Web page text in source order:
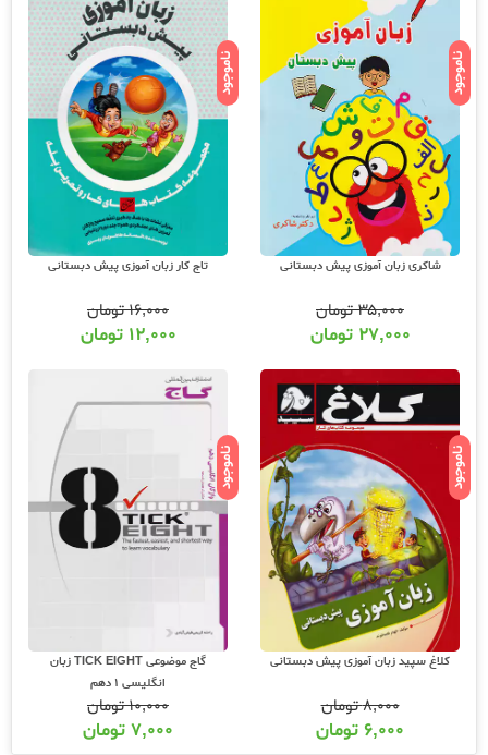
سفارشات شهرستان ها پست پیشتاز شده و حداکثر سه روز کاری به دست شما خواهد
رسید. دقت کنید کلیه کالاهای ارسالی از عشق کتاب برای شما عزیزان شامل ضمانت اصالت و
سلامت فیزیکی است، پس چنانچه پس از دریافت بسته سفارش متوجه نقص چاپ یا
مغایرت بسته ارسالی با سفارش خود شدید نگران نباشید. با پشتیبانی عشق کتاب تماس
بگیرید تا در اسرع وقت نسبت به رفع مشکل شما رسیدگی خواهد شد.
ناشران کمک آموزشی سراسر کشور با تخفیف دائمی و ارسال رایگان در عشق کتاب قابل
خریداری است. علاوه بر این سایر کتابهای کمک آموزشی از کلیه ناشران فعال در کشور مانند
گاج، قلم چی ، مبتکران، خیلی سبز، راه اندیشه، نشر دریافتو ... در عشق کتاب موجود و با
قیمت مناسب و تخفیف ویژه قابل خریداری است. بانک کتاب آنلاین عشق کتاب جامع ترین و
توزیع و فروش کتابهای کمک آموزشی و کودک و نوجوان در سراسر کشور آماده ارسال سفارشات
شما میباشد.
شما میتوانید هر زمان از سال کتابهای مورد نظر خود را با تخفیف ویژه ، قیمت مناسب و
وب سایت فروش اینترنتی کتابهای کمک آموزشی و نماینده مستقیم ناشران معتبر کمک
آموزشی با بیش از 11000 عنوان کتاب و سابقه 15 ساله در امر توزیع کتاب، علاوه بر ارسال
سفارشات شما روی هر خرید یک هدیه رایگان به شما تقدیم مینماید و شما میتوانید کتابهای
کمک آموزشی تمامی مقاطع تحصیلی تا کنکور را آنلاین سفارش داده و درب منزل دریافت
نمایید. برای اطلاع از شرایط ویژه تخفیف و جشنواره های عشق کتاب اینستاگرام عشق کتاب را
ناموجود
شاکری زبان آموزی پیش دبستانی
۳۵,۰۰۰تومان
۲۷,۰۰۰ تومان
ناموجود
تاج کار زبان آموزی پیش دبستانی
۱۶,۰۰۰تومان
۱۲,۰۰۰ تومان
ناموجود
کلاغ سپید زبان آموزی پیش دبستانی
۸,۰۰۰تومان
۶,۰۰۰ تومان
ناموجود
گاج موضوعی TICK EIGHT زبان
انگلیسی 1 دهم
۱۰,۰۰۰تومان
۷,۰۰۰ تومان